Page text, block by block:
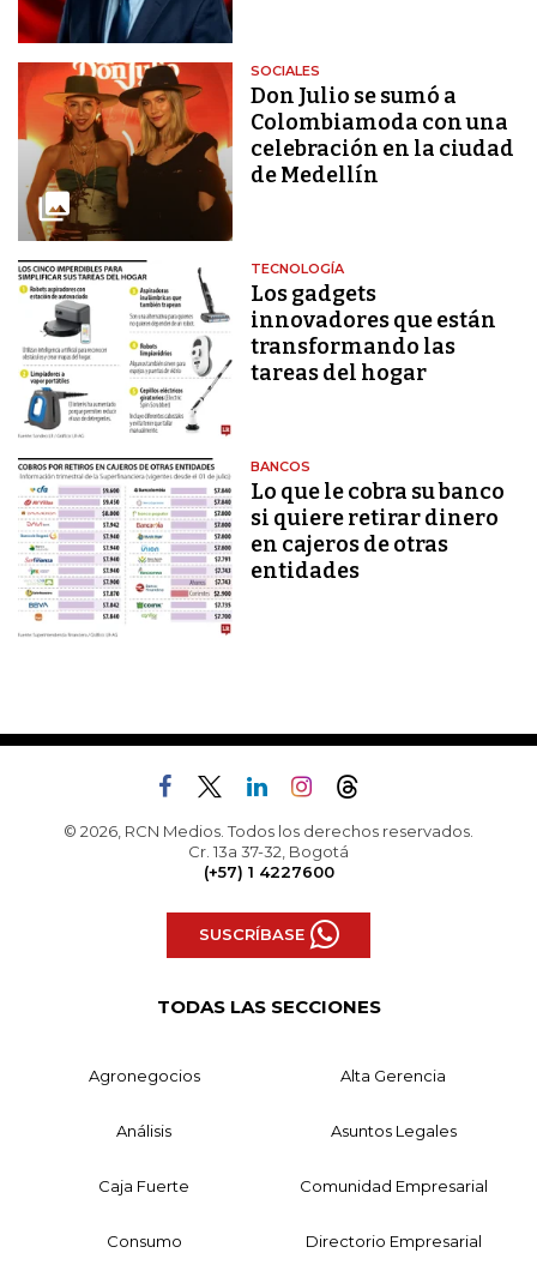
SOCIALES
Don Julio se sumó a
Colombiamoda con una
celebración en la ciudad
de Medellín
TECNOLOGÍA
Los gadgets
innovadores que están
transformando las
tareas del hogar
BANCOS
Lo que le cobra su banco
si quiere retirar dinero
en cajeros de otras
entidades
© 2026, RCN Medios. Todos los derechos reservados.
Cr. 13a 37-32, Bogotá
(+57) 1 4227600
SUSCRÍBASE
TODAS LAS SECCIONES
Agronegocios Alta Gerencia
Análisis Asuntos Legales
Caja Fuerte Comunidad Empresarial
Consumo Directorio Empresarial